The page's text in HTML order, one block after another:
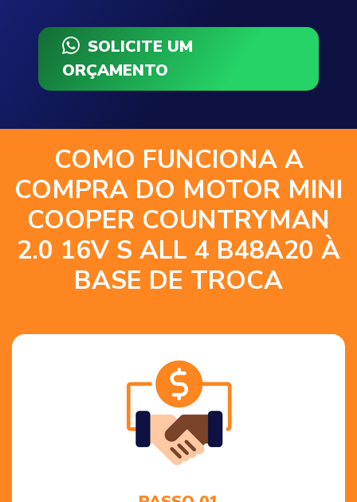
SOLICITE UM
ORÇAMENTO
COMO FUNCIONA A
COMPRA DO MOTOR MINI
COOPER COUNTRYMAN
2.0 16V S ALL 4 B48A20 À
BASE DE TROCA